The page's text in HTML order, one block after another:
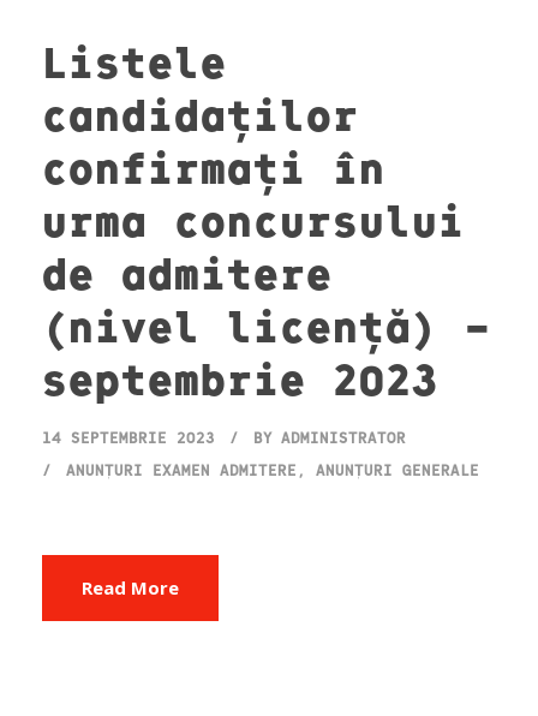
Listele
candidaților
confirmați în
urma concursului
de admitere
(nivel licență) –
septembrie 2023
14 SEPTEMBRIE 2023 BY ADMINISTRATOR
ANUNȚURI EXAMEN ADMITERE , ANUNȚURI GENERALE
Read More